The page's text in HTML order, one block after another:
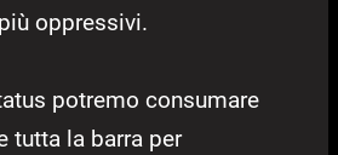
oppressivi.
potremo consumare
tutta la barra per